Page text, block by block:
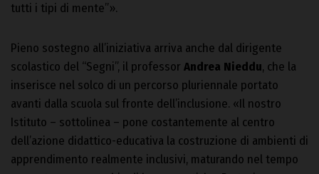
tutti i tipi di mente”».
Pieno sostegno all’iniziativa arriva anche dal dirigente
scolastico del “Segni”, il professor Andrea Nieddu, che la
inserisce nel solco di un percorso pluriennale portato
avanti dalla scuola sul fronte dell’inclusione. «Il nostro
Istituto – sottolinea – pone costantemente al centro
dell’azione didattico-educativa la costruzione di ambienti di
apprendimento realmente inclusivi, maturando nel tempo